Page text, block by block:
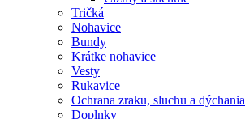
Tričká
Nohavice
Bundy
Krátke nohavice
Vesty
Rukavice
Ochrana zraku, sluchu a dýchania
Doplnky